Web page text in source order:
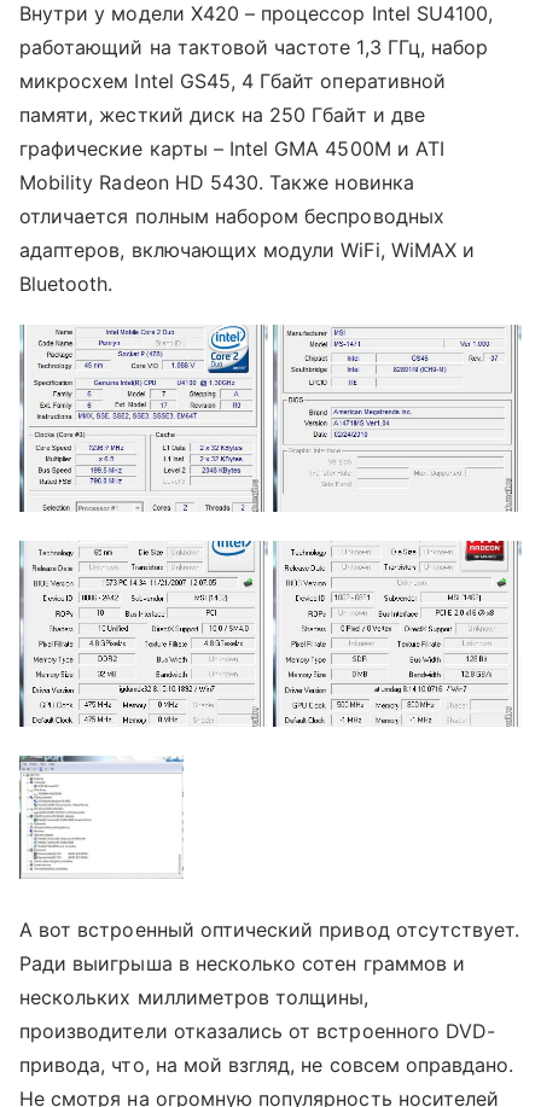
Внутри у модели X420 – процессор Intel SU4100,
работающий на тактовой частоте 1,3 ГГц, набор
микросхем Intel GS45, 4 Гбайт оперативной
памяти, жесткий диск на 250 Гбайт и две
графические карты – Intel GMA 4500M и ATI
Mobility Radeon HD 5430. Также новинка
отличается полным набором беспроводных
адаптеров, включающих модули WiFi, WiMAX и
Bluetooth.
А вот встроенный оптический привод отсутствует.
Ради выигрыша в несколько сотен граммов и
нескольких миллиметров толщины,
производители отказались от встроенного DVD-
привода, что, на мой взгляд, не совсем оправдано.
Не смотря на огромную популярность носителей